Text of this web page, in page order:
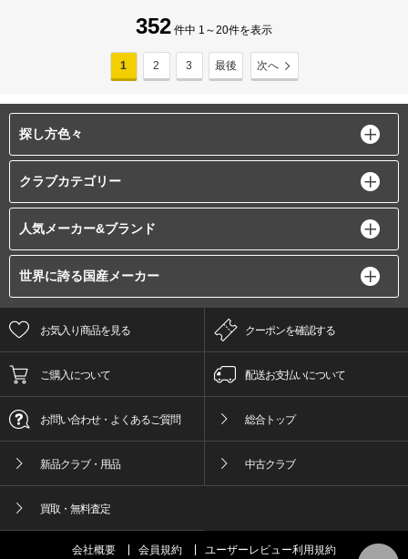
352 件中 1～20件を表示
1 2 3 最後 次へ
探し方色々
クラブカテゴリー
人気メーカー&ブランド
世界に誇る国産メーカー
お気入り商品を見る クーポンを確認する
ご購入について 配送お支払いについて
お問い合わせ・よくあるご質問 総合トップ
新品クラブ・用品 中古クラブ
買取・無料査定
会社概要 会員規約 ユーザーレビュー利用規約